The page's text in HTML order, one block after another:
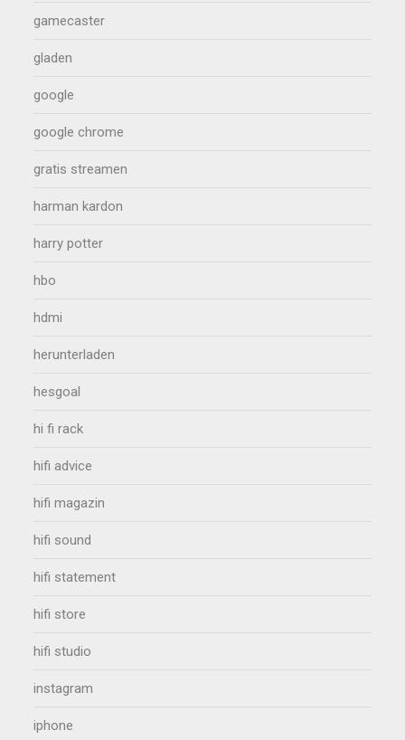
gamecaster
gladen
google
google chrome
gratis streamen
harman kardon
harry potter
hbo
hdmi
herunterladen
hesgoal
hi fi rack
hifi advice
hifi magazin
hifi sound
hifi statement
hifi store
hifi studio
instagram
iphone